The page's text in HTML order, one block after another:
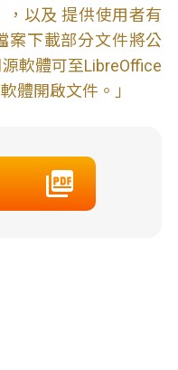
以及 提供使用者有
案下載部分文件將公
軟體可至LibreOffice
體開啟文件。」